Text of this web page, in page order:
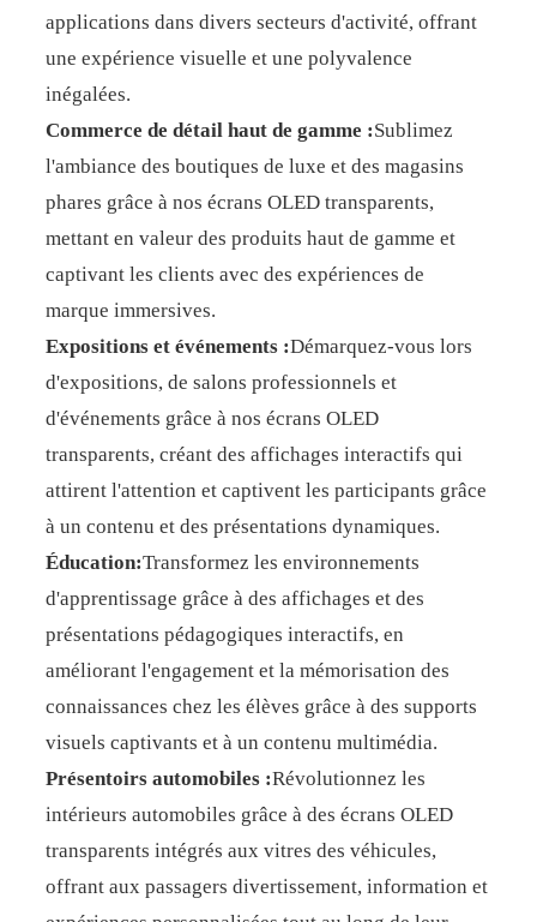
applications dans divers secteurs d'activité, offrant
une expérience visuelle et une polyvalence
inégalées.
Commerce de détail haut de gamme :Sublimez
l'ambiance des boutiques de luxe et des magasins
phares grâce à nos écrans OLED transparents,
mettant en valeur des produits haut de gamme et
captivant les clients avec des expériences de
marque immersives.
Expositions et événements :Démarquez-vous lors
d'expositions, de salons professionnels et
d'événements grâce à nos écrans OLED
transparents, créant des affichages interactifs qui
attirent l'attention et captivent les participants grâce
à un contenu et des présentations dynamiques.
Éducation:Transformez les environnements
d'apprentissage grâce à des affichages et des
présentations pédagogiques interactifs, en
améliorant l'engagement et la mémorisation des
connaissances chez les élèves grâce à des supports
visuels captivants et à un contenu multimédia.
Présentoirs automobiles :Révolutionnez les
intérieurs automobiles grâce à des écrans OLED
transparents intégrés aux vitres des véhicules,
offrant aux passagers divertissement, information et